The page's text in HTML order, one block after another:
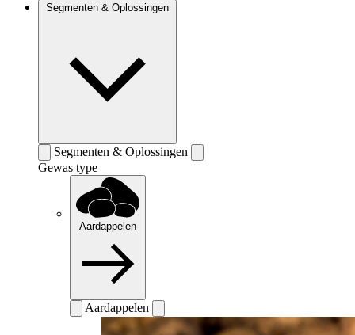
Segmenten & Oplossingen
Segmenten & Oplossingen
Gewas type
Aardappelen
Aardappelen